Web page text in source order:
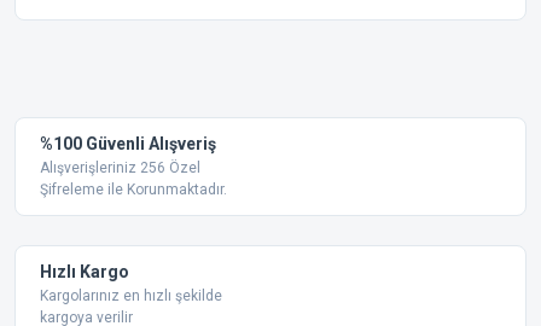
Ürün resmi kalitesiz, bozuk veya görüntülenemiyor.
Ürün açıklamasında eksik bilgiler bulunuyor.
Bu ürüne benzer farklı alternatifler olmalı.
%100 Güvenli Alışveriş
Alışverişleriniz 256 Özel
Şifreleme ile Korunmaktadır.
Hızlı Kargo
Kargolarınız en hızlı şekilde
kargoya verilir